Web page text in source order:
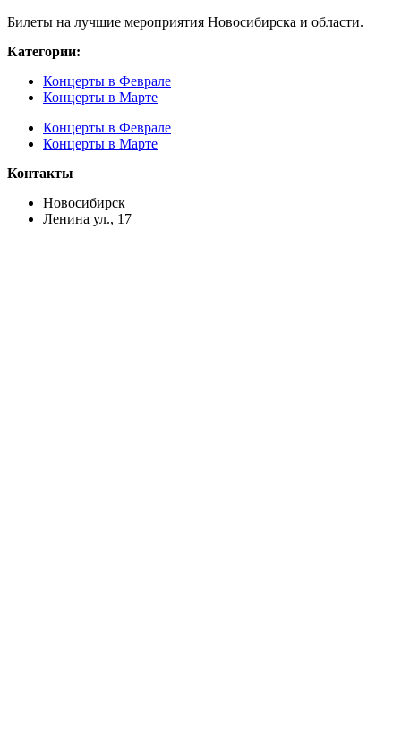
Билеты на лучшие мероприятия Новосибирска и области.
Категории:
Концерты в Феврале
Концерты в Марте
Концерты в Феврале
Концерты в Марте
Контакты
Новосибирск
Ленина ул., 17